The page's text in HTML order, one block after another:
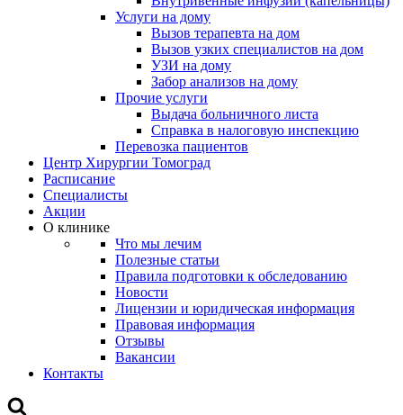
Услуги на дому
Вызов терапевта на дом
Вызов узких специалистов на дом
УЗИ на дому
Забор анализов на дому
Прочие услуги
Выдача больничного листа
Справка в налоговую инспекцию
Перевозка пациентов
Центр Хирургии Томоград
Расписание
Специалисты
Акции
О клинике
Что мы лечим
Полезные статьи
Правила подготовки к обследованию
Новости
Лицензии и юридическая информация
Правовая информация
Отзывы
Вакансии
Контакты